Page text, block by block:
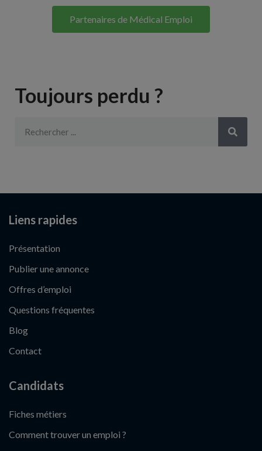
Partenaires de Médical Emploi
Toujours perdu ?
Liens rapides
Présentation
Publier une annonce
Offres d’emploi
Questions fréquentes
Blog
Contact
Candidats
Fiches métiers
Comment trouver un emploi ?